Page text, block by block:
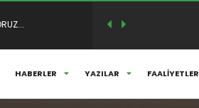
HABERLER YAZILAR FAALİYETLER